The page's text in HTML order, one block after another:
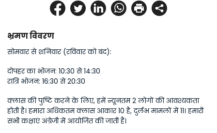
भ्रमण विवरण
सोमवार से शनिवार (रविवार को बंद):
दोपहर का भोजन: 10:30 से 14:30
रात्रि भोजन: 16:30 से 20:30
क्लास की पुष्टि करने के लिए, हमें न्यूनतम 2 लोगों की आवश्यकता
होती है। हमारा अधिकतम क्लास आकार 10 है, दुर्लभ मामलों में 11। हमारी
सभी कक्षाएं अंग्रेजी में आयोजित की जाती हैं।